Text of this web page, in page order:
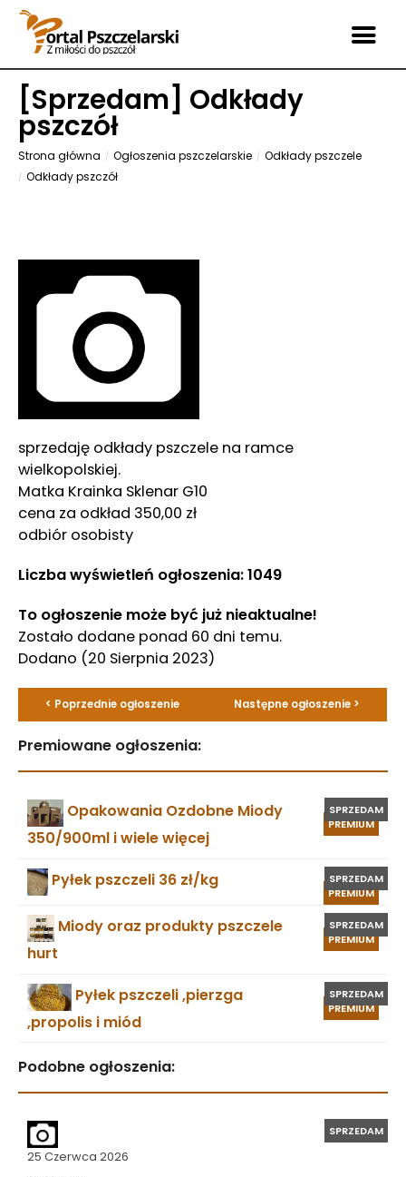
[Sprzedam] Odkłady
pszczół
Strona główna Ogłoszenia pszczelarskie
Odkłady pszczele
Odkłady pszczół
sprzedaję odkłady pszczele na ramce
wielkopolskiej.
Matka Krainka Sklenar G10
cena za odkład 350,00 zł
odbiór osobisty
Liczba wyświetleń ogłoszenia: 1049
To ogłoszenie może być już nieaktualne!
Zostało dodane ponad 60 dni temu.
Dodano (20 Sierpnia 2023)
< Poprzednie ogłoszenie Następne ogłoszenie >
Premiowane ogłoszenia:
PREMIUM
SPRZEDAM
Opakowania Ozdobne Miody
350/900ml i wiele więcej
PREMIUM
SPRZEDAM
Pyłek pszczeli 36 zł/kg
PREMIUM
SPRZEDAM
Miody oraz produkty pszczele
hurt
PREMIUM
SPRZEDAM
Pyłek pszczeli ,pierzga
,propolis i miód
Podobne ogłoszenia:
25 Czerwca 2026
SPRZEDAM